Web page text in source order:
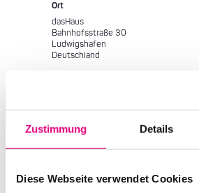
Zustimmung Details
Diese Webseite verwendet Cookies
Ort
dasHaus
Bahnhofsstraße 30
Ludwigshafen
Deutschland
23